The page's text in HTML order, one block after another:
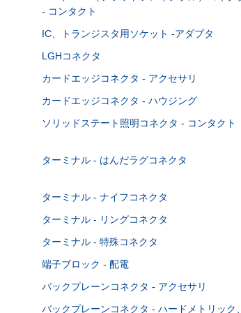
- コンタクト
IC、トランジスタ用ソケット -アダプタ
LGHコネクタ
カードエッジコネクタ - アクセサリ
カードエッジコネクタ - ハウジング
ソリッドステート照明コネクタ - コンタクト
ターミナル - はんだラグコネクタ
ターミナル - ナイフコネクタ
ターミナル - リングコネクタ
ターミナル - 特殊コネクタ
端子ブロック - 配電
バックプレーンコネクタ - アクセサリ
バックプレーンコネクタ - ハードメトリック、